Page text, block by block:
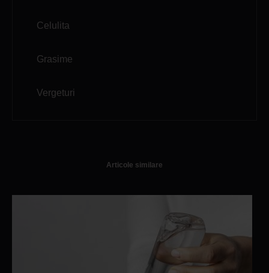
Celulita
Grasime
Vergeturi
Articole similare